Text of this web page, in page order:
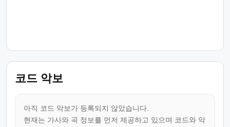
코드 악보
아직 코드 악보가 등록되지 않았습니다.
현재는 가사와 곡 정보를 먼저 제공하고 있으며 코드와 악